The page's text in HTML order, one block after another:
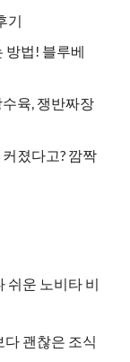
기
방법! 블루베
육, 쟁반짜장
졌다고? 깜짝
쉬운 노비타 비
괜찮은 조식